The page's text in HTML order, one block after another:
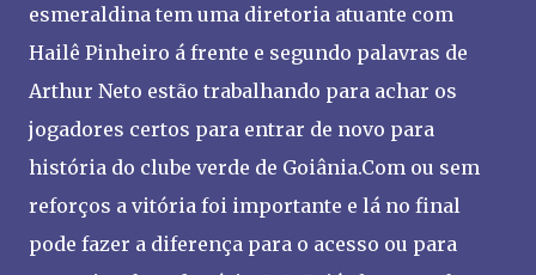
esmeraldina tem uma diretoria atuante com
Hailê Pinheiro á frente e segundo palavras de
Arthur Neto estão trabalhando para achar os
jogadores certos para entrar de novo para
história do clube verde de Goiânia.Com ou sem
reforços a vitória foi importante e lá no final
pode fazer a diferença para o acesso ou para